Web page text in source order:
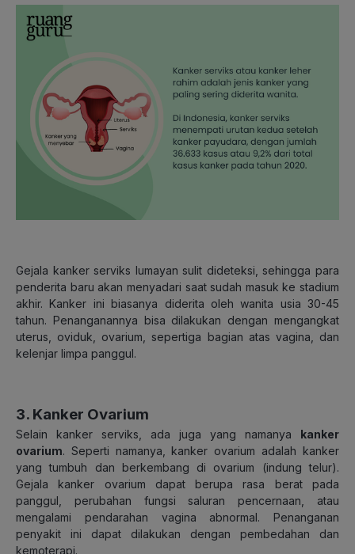
Gejala kanker serviks lumayan sulit dideteksi, sehingga para
penderita baru akan menyadari saat sudah masuk ke stadium
akhir. Kanker ini biasanya diderita oleh wanita usia 30-45
tahun. Penanganannya bisa dilakukan dengan mengangkat
uterus, oviduk, ovarium, sepertiga bagian atas vagina, dan
kelenjar limpa panggul.
3. Kanker Ovarium
Selain kanker serviks, ada juga yang namanya kanker
ovarium. Seperti namanya, kanker ovarium adalah kanker
yang tumbuh dan berkembang di ovarium (indung telur).
Gejala kanker ovarium dapat berupa rasa berat pada
panggul, perubahan fungsi saluran pencernaan, atau
mengalami pendarahan vagina abnormal. Penanganan
penyakit ini dapat dilakukan dengan pembedahan dan
kemoterapi.